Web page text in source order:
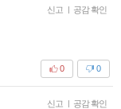
신고 | 공감 확인
0
0
신고 | 공감 확인